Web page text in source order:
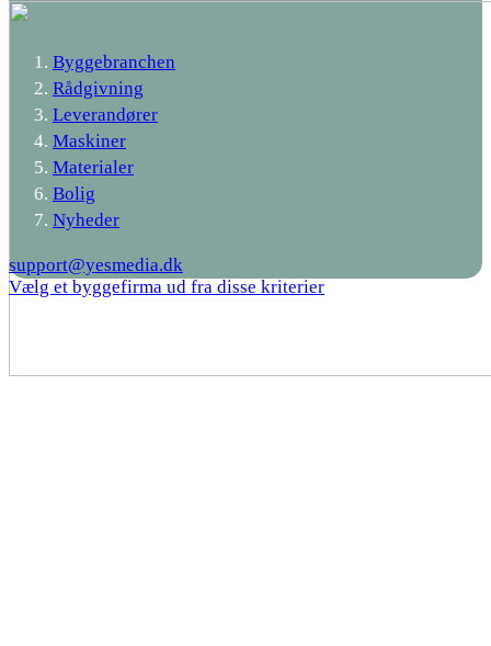
Vælg et byggefirma ud fra disse kriterier
Byggebranchen
Rådgivning
Leverandører
Maskiner
Materialer
Bolig
Nyheder
support@yesmedia.dk